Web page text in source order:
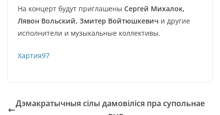
На концерт будут приглашены Сергей Михалок,
Лявон Вольский, Змитер Войтюшкевич и другие
исполнители и музыкальные коллективы.
Хартия97
Дэмакратычныя сілы дамовіліся пра супольнае